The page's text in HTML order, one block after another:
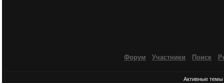
Форум Участники Поиск
Активные темы